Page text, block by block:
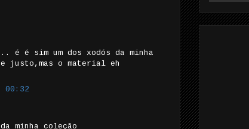
é é sim um dos xodós da minha
justo,mas o material eh
00:32
minha coleção